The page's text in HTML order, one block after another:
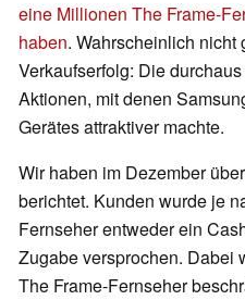
eine Millionen The Frame-
haben. Wahrscheinlich
Verkaufserfolg: Die
Aktionen, mit denen
Gerätes attraktiver machte.
Wir haben im Dezember
berichtet. Kunden wurde je
Fernseher entweder ein
Zugabe versprochen. Dabei
The Frame-Fernseher